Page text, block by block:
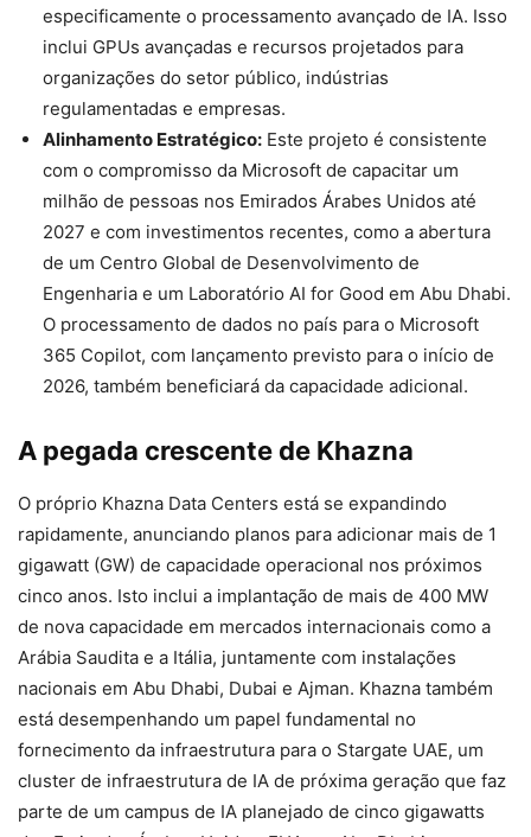
especificamente o processamento avançado de IA. Isso
inclui GPUs avançadas e recursos projetados para
organizações do setor público, indústrias
regulamentadas e empresas.
Alinhamento Estratégico: Este projeto é consistente
com o compromisso da Microsoft de capacitar um
milhão de pessoas nos Emirados Árabes Unidos até
2027 e com investimentos recentes, como a abertura
de um Centro Global de Desenvolvimento de
Engenharia e um Laboratório AI for Good em Abu Dhabi.
O processamento de dados no país para o Microsoft
365 Copilot, com lançamento previsto para o início de
2026, também beneficiará da capacidade adicional.
A pegada crescente de Khazna
O próprio Khazna Data Centers está se expandindo
rapidamente, anunciando planos para adicionar mais de 1
gigawatt (GW) de capacidade operacional nos próximos
cinco anos. Isto inclui a implantação de mais de 400 MW
de nova capacidade em mercados internacionais como a
Arábia Saudita e a Itália, juntamente com instalações
nacionais em Abu Dhabi, Dubai e Ajman. Khazna também
está desempenhando um papel fundamental no
fornecimento da infraestrutura para o Stargate UAE, um
cluster de infraestrutura de IA de próxima geração que faz
parte de um campus de IA planejado de cinco gigawatts